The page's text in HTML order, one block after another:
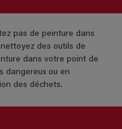
pas de peinture dans
des outils de
dans votre point de
dangereux ou en
des déchets.